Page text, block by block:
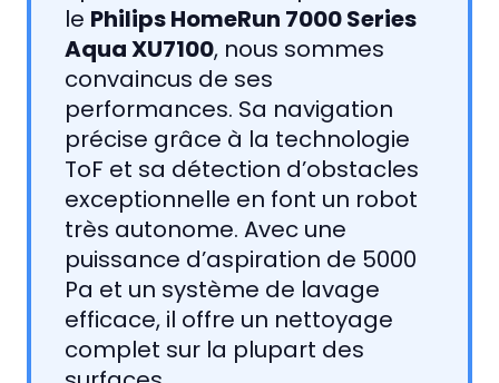
le Philips HomeRun 7000 Series
Aqua XU7100, nous sommes
convaincus de ses
performances. Sa navigation
précise grâce à la technologie
ToF et sa détection d’obstacles
exceptionnelle en font un robot
très autonome. Avec une
puissance d’aspiration de 5000
Pa et un système de lavage
efficace, il offre un nettoyage
complet sur la plupart des